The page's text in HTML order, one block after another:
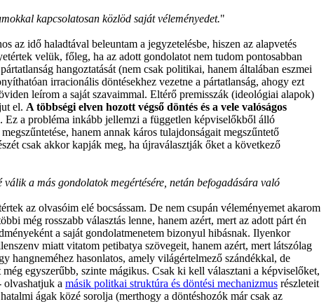
kapcsolatosan közlöd saját véleményedet."
az idő haladtával beleuntam a jegyzetelésbe, hiszen az alapvetés
velük, főleg, ha az adott gondolatot nem tudom pontosabban
hangoztatását (nem csak politikai, hanem általában eszmei
irracionális döntésekhez vezetne a pártatlanság, ahogy ezt
leírom a saját szavaimmal. Eltérő premisszák (ideológiai alapok)
el. A többségi elven hozott végső döntés és a vele valóságos
. Ez a probléma inkább jellemzi a független képviselőkből álló
hanem annak káros tulajdonságait megszűntető
csak akkor kapják meg, ha újraválasztják őket a következő
a más gondolatok megértésére, netán befogadására való
az olvasóim elé bocsássam. De nem csupán véleményemet akarom
még rosszabb választás lenne, hanem azért, mert az adott párt én
a saját gondolatmenetem bizonyul hibásnak. Ilyenkor
miatt vitatom petibatya szövegeit, hanem azért, mert látszólag
hangneméhez hasonlatos, amely világértelmező szándékkal, de
egyszerűbb, szinte mágikus. Csak ki kell választani a képviselőket,
olvashatjuk a másik politkai struktúra és döntési mechanizmus részleteit
ágak közé sorolja (merthogy a döntéshozók már csak az